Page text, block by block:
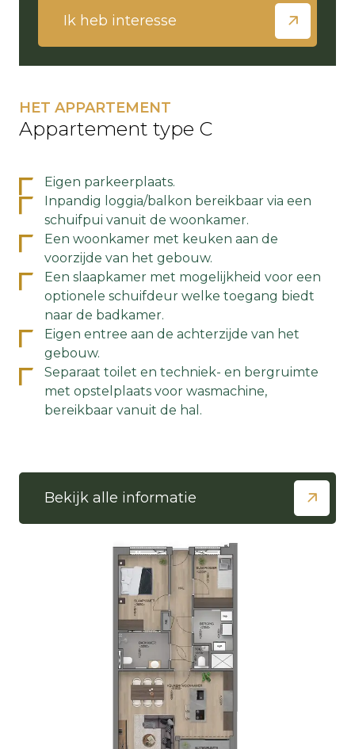
Ik heb interesse
HET APPARTEMENT
Appartement type C
Eigen parkeerplaats.
Inpandig loggia/balkon bereikbaar via een
schuifpui vanuit de woonkamer.
Een woonkamer met keuken aan de
voorzijde van het gebouw.
Een slaapkamer met mogelijkheid voor een
optionele schuifdeur welke toegang biedt
naar de badkamer.
Eigen entree aan de achterzijde van het
gebouw.
Separaat toilet en techniek- en bergruimte
met opstelplaats voor wasmachine,
bereikbaar vanuit de hal.
Bekijk alle informatie